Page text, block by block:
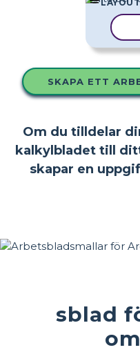
LAYOUT
SKAPA ETT
Om du tilldelar
kalkylbladet till
skapar en
sblad